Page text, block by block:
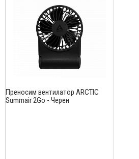
Преносим вентилатор ARCTIC
Summair 2Go - Черен